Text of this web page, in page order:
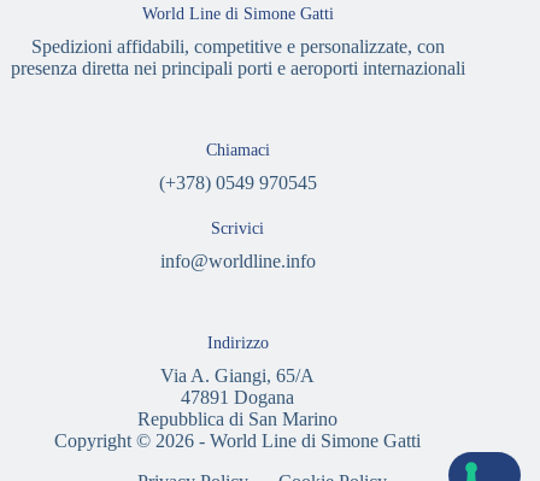
World Line di Simone Gatti
Spedizioni affidabili, competitive e personalizzate, con
presenza diretta nei principali porti e aeroporti internazionali
Chiamaci
(+378) 0549 970545
Scrivici
info@worldline.info
Indirizzo
Via A. Giangi, 65/A
47891 Dogana
Repubblica di San Marino
Copyright © 2026 - World Line di Simone Gatti